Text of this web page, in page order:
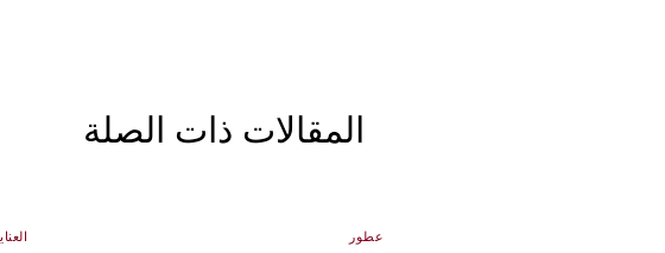
المقالات ذات الصلة
عطور